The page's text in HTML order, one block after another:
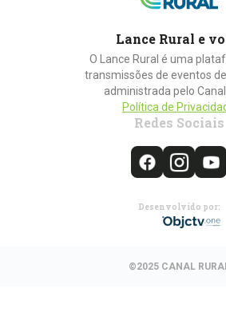
Lance Rural e
O Lance Rural é uma
transmissões de eventos
administrada pelo Canal
Política de
Redes Sociais
Desenvolvido por:
©2025 CANAL